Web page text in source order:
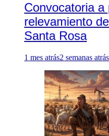
Convocatoria a
relevamiento
Santa Rosa
1 mes atrás2 semanas atrás